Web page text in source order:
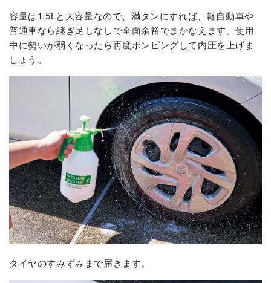
容量は1.5Lと大容量なので、満タンにすれば、軽自動車や
普通車なら継ぎ足しなしで全面余裕でまかなえます。使用
中に勢いが弱くなったら再度ポンピングして内圧を上げま
しょう。
タイヤのすみずみまで届きます。